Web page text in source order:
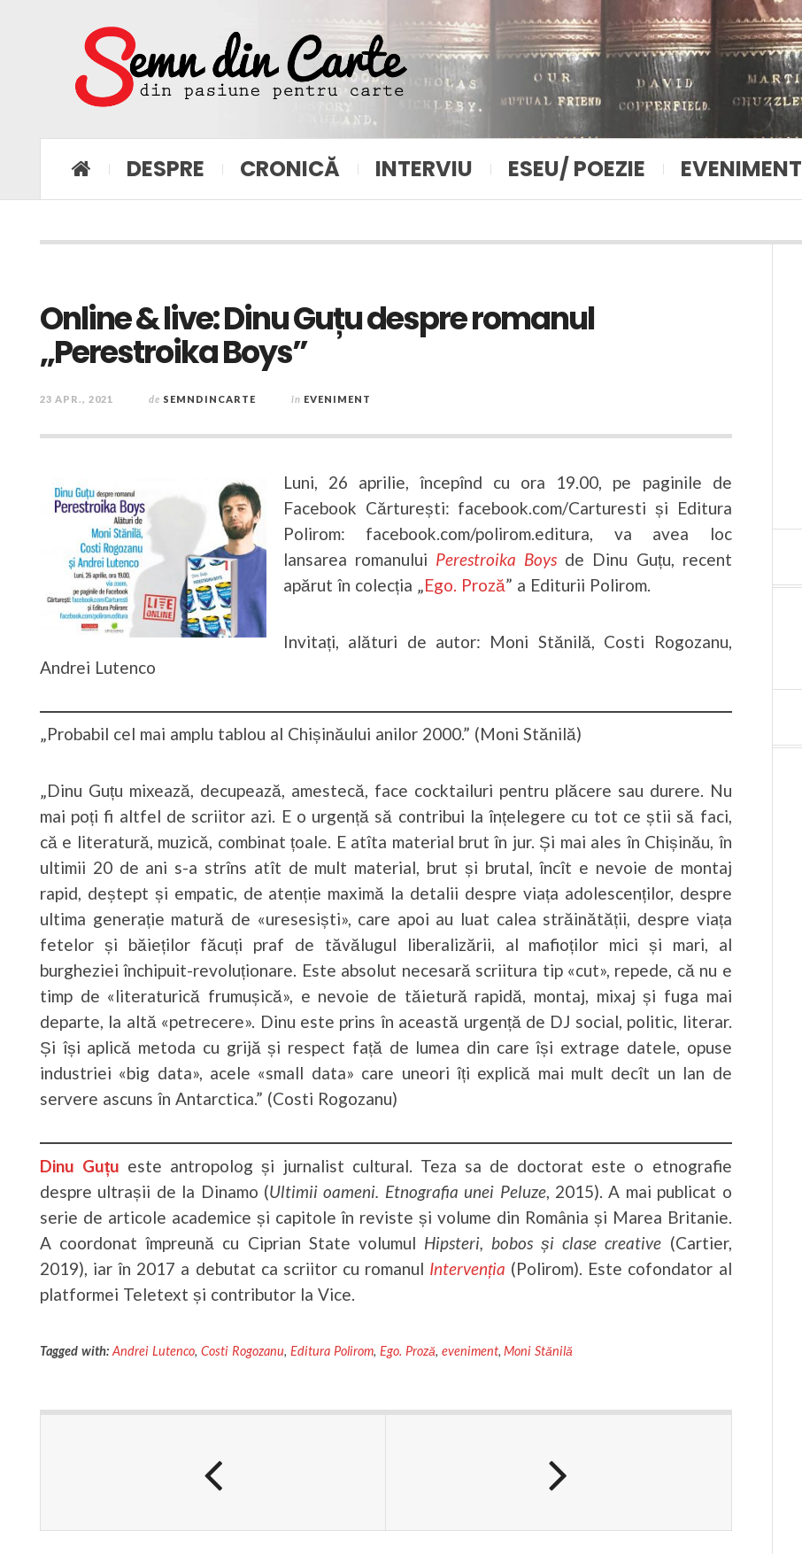
DESPRE CRONICĂ INTERVIU ESEU/ POEZIE EVENIMENT
Online & live: Dinu Guțu despre romanul
„Perestroika Boys”
23 APR., 2021 de SEMNDINCARTE în EVENIMENT
Luni, 26 aprilie, începînd cu ora 19.00, pe paginile de
Facebook Cărturești: facebook.com/Carturesti și Editura
Polirom: facebook.com/polirom.editura, va avea loc
lansarea romanului Perestroika Boys de Dinu Guțu, recent
apărut în colecția „Ego. Proză” a Editurii Polirom.
Invitați, alături de autor: Moni Stănilă, Costi Rogozanu,
Andrei Lutenco
„Probabil cel mai amplu tablou al Chișinăului anilor 2000.” (Moni Stănilă)
„Dinu Guțu mixează, decupează, amestecă, face cocktailuri pentru plăcere sau durere. Nu
mai poți fi altfel de scriitor azi. E o urgență să contribui la înțelegere cu tot ce știi să faci,
că e literatură, muzică, combinat țoale. E atîta material brut în jur. Și mai ales în Chișinău, în
ultimii 20 de ani s-a strîns atît de mult material, brut și brutal, încît e nevoie de montaj
rapid, deștept și empatic, de atenție maximă la detalii despre viața adolescenților, despre
ultima generație matură de «uresesiști», care apoi au luat calea străinătății, despre viața
fetelor și băieților făcuți praf de tăvălugul liberalizării, al mafioților mici și mari, al
burgheziei închipuit-revoluționare. Este absolut necesară scriitura tip «cut», repede, că nu e
timp de «literaturică frumușică», e nevoie de tăietură rapidă, montaj, mixaj și fuga mai
departe, la altă «petrecere». Dinu este prins în această urgență de DJ social, politic, literar.
Și își aplică metoda cu grijă și respect față de lumea din care își extrage datele, opuse
industriei «big data», acele «small data» care uneori îți explică mai mult decît un lan de
servere ascuns în Antarctica.” (Costi Rogozanu)
Dinu Guțu este antropolog și jurnalist cultural. Teza sa de doctorat este o etnografie
despre ultrașii de la Dinamo (Ultimii oameni. Etnografia unei Peluze, 2015). A mai publicat o
serie de articole academice și capitole în reviste și volume din România și Marea Britanie.
A coordonat împreună cu Ciprian State volumul Hipsteri, bobos și clase creative (Cartier,
2019), iar în 2017 a debutat ca scriitor cu romanul Intervenția (Polirom). Este cofondator al
platformei Teletext și contributor la Vice.
Tagged with: Andrei Lutenco, Costi Rogozanu, Editura Polirom, Ego. Proză, eveniment,Moni Stănilă